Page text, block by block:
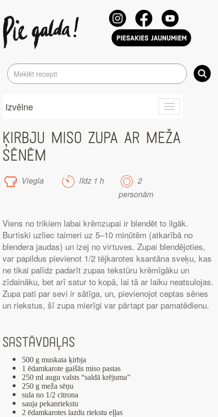
Toggle
navigation
Izvēlne
ĶIRBJU MISO ZUPA AR MEŽA
SĒNĒM
Viegla līdz 1 h
2
personām
Viens no trikiem labai krēmzupai ir blendēt to ilgāk.
Burtiski uzliec taimeri uz 5–10 minūtēm (atkarībā no
blendera jaudas) un izej no virtuves. Zupai blendējoties,
var papildus pievienot 1/2 tējkarotes ksantāna sveķu, kas
ne tikai palīdz padarīt zupas tekstūru krēmīgāku un
zīdaināku, bet arī satur to kopā, lai tā ar laiku neatsulojas.
Zupa pati par sevi ir sātīga, un, pievienojot ceptas sēnes
un riekstus, šī zupa mierīgi var pārtapt par pamatēdienu.
Sastāvdaļas
500 g muskata ķirbja
1 ēdamkarote gaišās miso pastas
250 ml augu valsts “saldā krējuma”
250 g meža sēņu
sula no 1/2 citrona
sauja pekanriekstu
2 ēdamkarotes lazdu riekstu eļļas